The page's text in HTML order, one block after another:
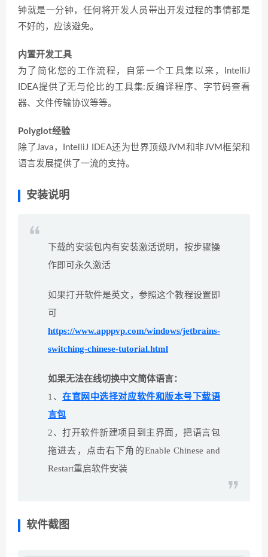
钟就是一分钟，任何将开发人员带出开发过程的事情都是
不好的，应该避免。
内置开发工具
为了简化您的工作流程，自第一个工具集以来，IntelliJ
IDEA提供了无与伦比的工具集:反编译程序、字节码查看
器、文件传输协议等等。
Polyglot经验
除了Java，IntelliJ IDEA还为世界顶级JVM和非JVM框架和
语言发展提供了一流的支持。
安装说明
下载的安装包内有安装激活说明，按步骤操
作即可永久激活
如果打开软件是英文，参照这个教程设置即
可
https://www.apppvp.com/windows/jetbrains-
switching-chinese-tutorial.html
如果无法在线切换中文简体语言：
1、在官网中选择对应软件和版本号下载语
言包
2、打开软件新建项目到主界面，把语言包
拖进去，点击右下角的Enable Chinese and
Restart重启软件安装
软件截图